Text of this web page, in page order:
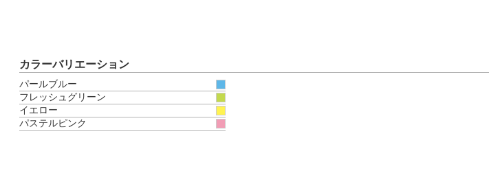
カラーバリエーション
パールブルー
フレッシュグリーン
イエロー
パステルピンク